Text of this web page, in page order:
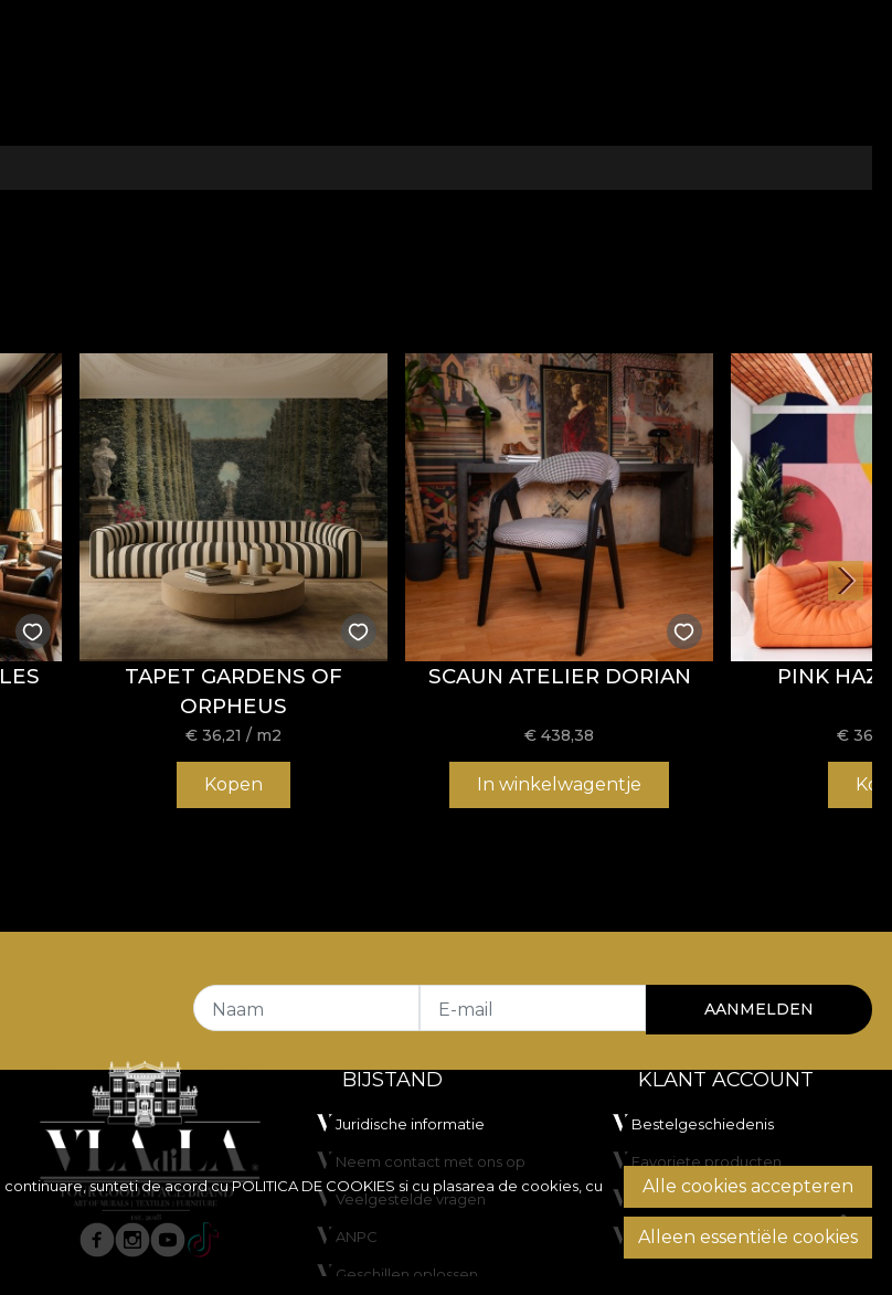
TAPET GARDENS OF
ORPHEUS
€36,21 / m2
Kopen
SCAUN ATELIER DORIAN
€438,38
In winkelwagentje
PINK
€
continuare, sunteti de acord cuPOLITICA DE COOKIES si cu plasarea de cookies, cu
Alle cookies accepteren
Alleen essentiële cookies
Naam E-mail AANMELDEN
BIJSTAND
Juridische informatie
Neem contact met ons op
Veelgestelde vragen
ANPC
Geschillen oplossen
KLANT ACCOUNT
Bestelgeschiedenis
Favoriete producten
Transport en retourzendingen